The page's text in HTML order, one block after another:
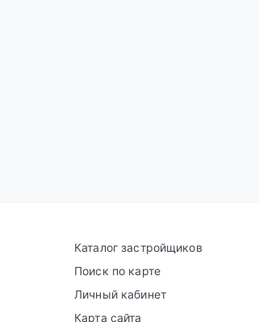
Каталог застройщиков
Поиск по карте
Личный кабинет
Карта сайта